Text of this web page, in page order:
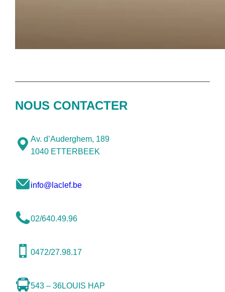
NOUS CONTACTER
Av. d’Auderghem, 189
1040 ETTERBEEK
info@laclef.be
02/640.49.96
0472/27.98.17
543 – 36LOUIS HAP